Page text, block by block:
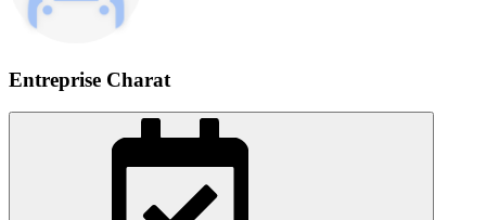
Entreprise Charat